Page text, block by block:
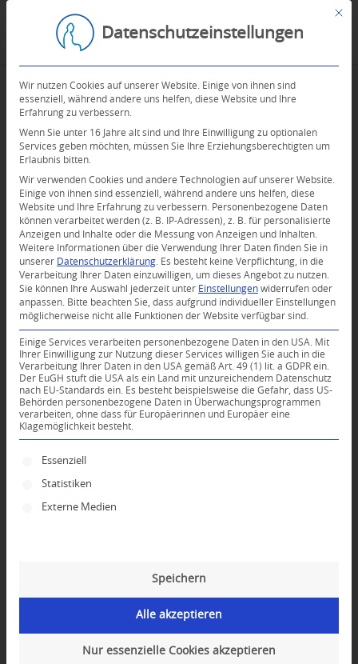
0
KOMMENTARE
Dein Kommentar
An Diskussion beteiligen?
Hinterlassen Sie uns Ihren Kommentar!
Name*
E-Mail-Adresse*
Mit
Datenschutzeinstellungen
Wir nutzen Cookies auf unserer Website. Einige von ihnen sind
essenziell, während andere uns helfen, diese Website und Ihre
Erfahrung zu verbessern.
Wenn Sie unter 16 Jahre alt sind und Ihre Einwilligung zu optionalen
Services geben möchten, müssen Sie Ihre Erziehungsberechtigten um
Erlaubnis bitten.
Wir verwenden Cookies und andere Technologien auf unserer Website.
Einige von ihnen sind essenziell, während andere uns helfen, diese
Website und Ihre Erfahrung zu verbessern.
Personenbezogene Daten
können verarbeitet werden (z. B. IP-Adressen), z. B. für personalisierte
Anzeigen und Inhalte oder die Messung von Anzeigen und Inhalten.
Weitere Informationen über die Verwendung Ihrer Daten finden Sie in
unserer Datenschutzerklärung
Es besteht keine Verpflichtung, in die
Verarbeitung Ihrer Daten einzuwilligen, um dieses Angebot zu nutzen.
Sie können Ihre Auswahl jederzeit unter Einstellungen widerrufen oder
anpassen.
Bitte beachten Sie, dass aufgrund individueller Einstellungen
möglicherweise nicht alle Funktionen der Website verfügbar sind.
Einige Services verarbeiten personenbezogene Daten in den USA. Mit
Ihrer Einwilligung zur Nutzung dieser Services willigen Sie auch in die
Verarbeitung Ihrer Daten in den USA gemäß Art. 49 (1) lit. a GDPR ein.
Der EuGH stuft die USA als ein Land mit unzureichendem Datenschutz
nach EU-Standards ein. Es besteht beispielsweise die Gefahr, dass US-
Behörden personenbezogene Daten in Überwachungsprogrammen
verarbeiten, ohne dass für Europäerinnen und Europäer eine
Klagemöglichkeit besteht.
Es folgt eine Liste der Service-Gruppen, für die
Essenziell
Statistiken
Externe Medien
Speichern
Alle akzeptieren
Nur essenzielle Cookies akzeptieren